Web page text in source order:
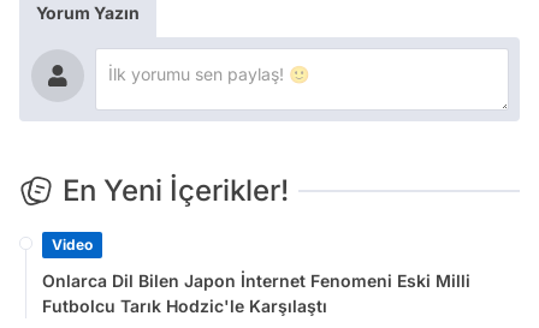
Yorum Yazın
En Yeni İçerikler!
Video
Onlarca Dil Bilen Japon İnternet Fenomeni Eski Milli
Futbolcu Tarık Hodzic'le Karşılaştı